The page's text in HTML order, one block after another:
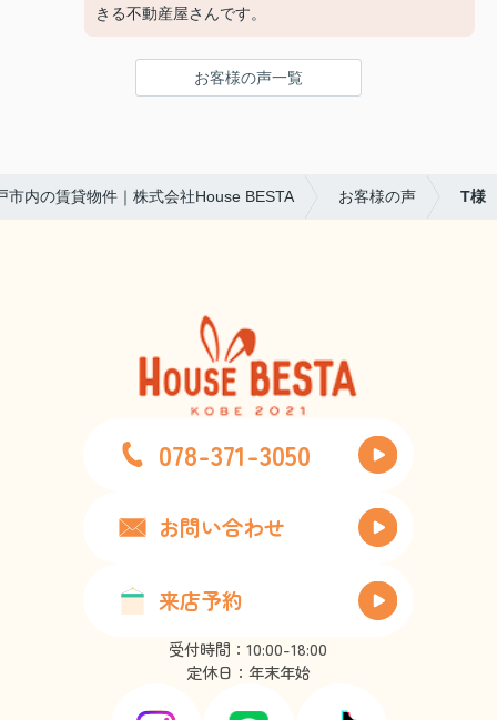
きる不動産屋さんです。
お客様の声一覧
市内の賃貸物件｜株式会社House BESTA お客様の声 T様
078-371-3050
お問い合わせ
来店予約
受付時間：10:00-18:00
定休日：年末年始